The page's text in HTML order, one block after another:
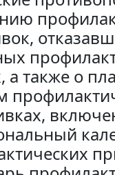
а также о